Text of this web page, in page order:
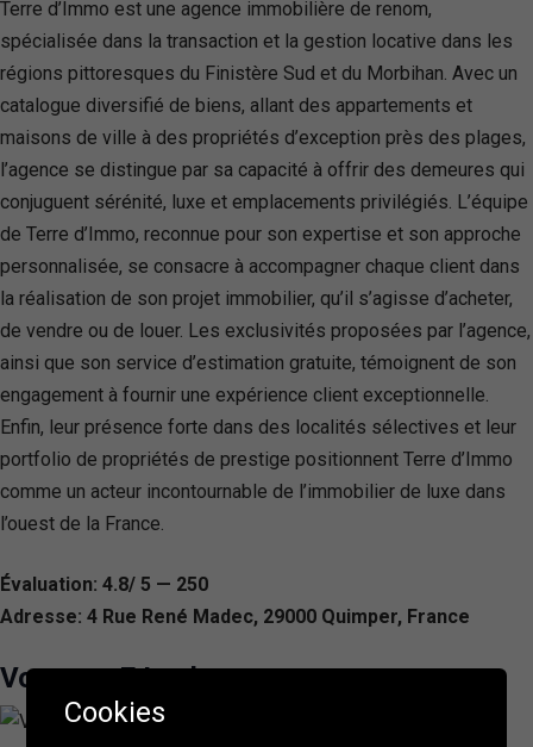
Terre d’Immo est une agence immobilière de renom,
spécialisée dans la transaction et la gestion locative dans les
régions pittoresques du Finistère Sud et du Morbihan. Avec un
catalogue diversifié de biens, allant des appartements et
maisons de ville à des propriétés d’exception près des plages,
l’agence se distingue par sa capacité à offrir des demeures qui
conjuguent sérénité, luxe et emplacements privilégiés. L’équipe
de Terre d’Immo, reconnue pour son expertise et son approche
personnalisée, se consacre à accompagner chaque client dans
la réalisation de son projet immobilier, qu’il s’agisse d’acheter,
de vendre ou de louer. Les exclusivités proposées par l’agence,
ainsi que son service d’estimation gratuite, témoignent de son
engagement à fournir une expérience client exceptionnelle.
Enfin, leur présence forte dans des localités sélectives et leur
portfolio de propriétés de prestige positionnent Terre d’Immo
comme un acteur incontournable de l’immobilier de luxe dans
l’ouest de la France.
Évaluation: 4.8/ 5 — 250
Adresse: 4 Rue René Madec, 29000 Quimper, France
Voyages E.Leclerc
Cookies